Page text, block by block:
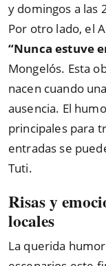
y domingos a las
Por otro lado, el
“Nunca estuve
Mongelós. Esta
nacen cuando
ausencia. El
principales para
entradas se
Tuti.
Risas y
locales
La querida